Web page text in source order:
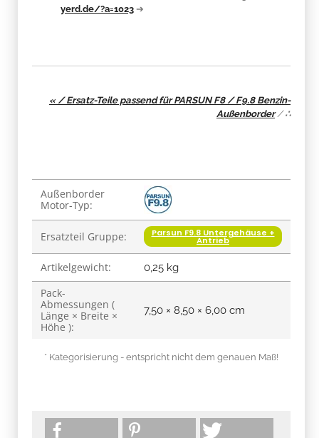
yerd.de/?a=1023 ➔
« / Ersatz-Teile passend für PARSUN F8 / F9.8 Benzin-
Außenborder/∴
Produkteigenschaft
Wert
Außenborder
Motor-Typ:
Ersatzteil Gruppe: Parsun F9.8 Untergehäuse +
Antrieb
Artikelgewicht: 0,25 kg
Pack-
Abmessungen (
Länge × Breite ×
Höhe ):
7,50 × 8,50 × 6,00 cm
* Kategorisierung - entspricht nicht dem genauen Maß!